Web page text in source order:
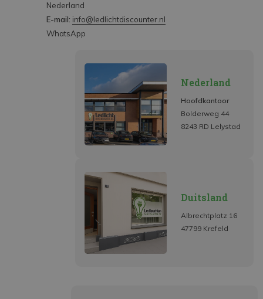
Nederland
E-mail: info@ledlichtdiscounter.nl
WhatsApp
Nederland
Hoofdkantoor
Bolderweg 44
8243 RD Lelystad
Duitsland
Albrechtplatz 16
47799 Krefeld